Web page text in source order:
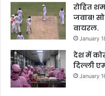
रोहित
जवाब!
वायरल.
January
देश में
दिल्ली
January